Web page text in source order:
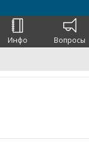
Инфо Вопросы